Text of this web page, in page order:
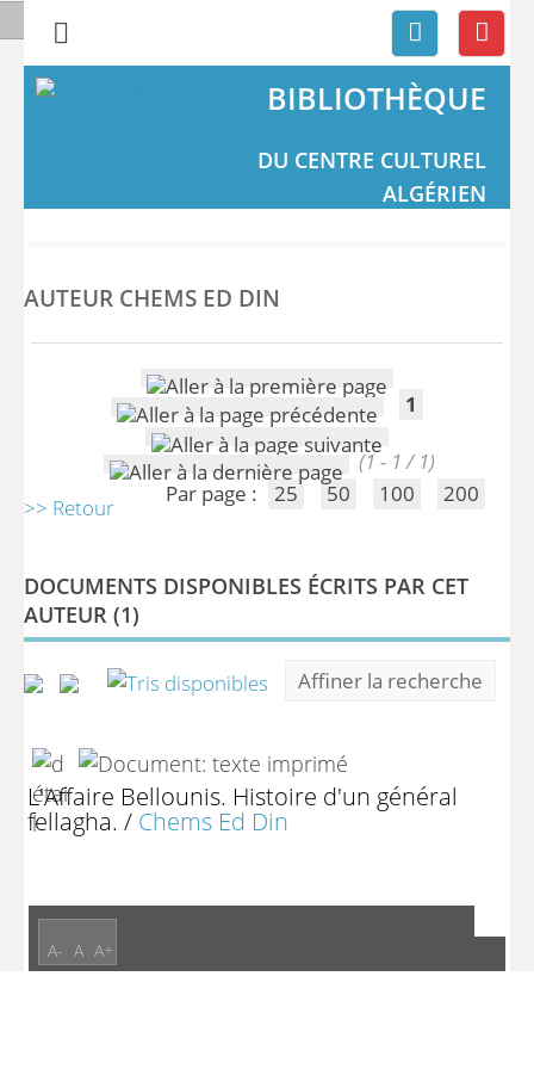
BIBLIOTHÈQUE
DU CENTRE CULTUREL
ALGÉRIEN
AUTEUR CHEMS ED DIN
1
(1 - 1 / 1)
Par page :
25 50 100 200
>> Retour
DOCUMENTS DISPONIBLES ÉCRITS PAR CET
AUTEUR (1)
Affiner la recherche
L'Affaire Bellounis. Histoire d'un général
fellagha. / Chems Ed Din
A- A A+